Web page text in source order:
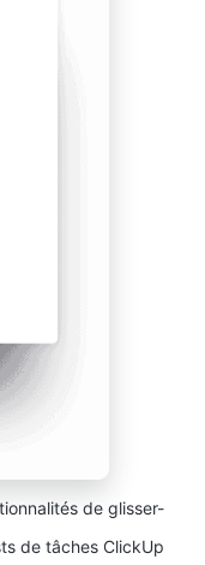
de glisser-
de tâches ClickUp